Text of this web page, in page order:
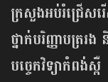
ក្រសួងអប់រំជ្រើស
ថ្នាក់​បរិញ្ញាបត្ររ
បច្ចេកវិទ្យា​កំពង់ស្ពឺ